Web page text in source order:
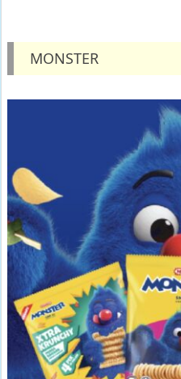
MONSTER